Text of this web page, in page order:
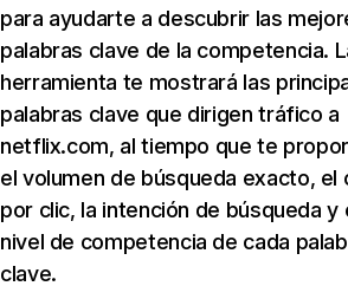
para ayudarte a descubrir las
palabras clave de la competencia.
herramienta te mostrará las
palabras clave que dirigen tráfico a
netflix.com, al tiempo que te
el volumen de búsqueda exacto, el
por clic, la intención de búsqueda y
nivel de competencia de cada
clave.